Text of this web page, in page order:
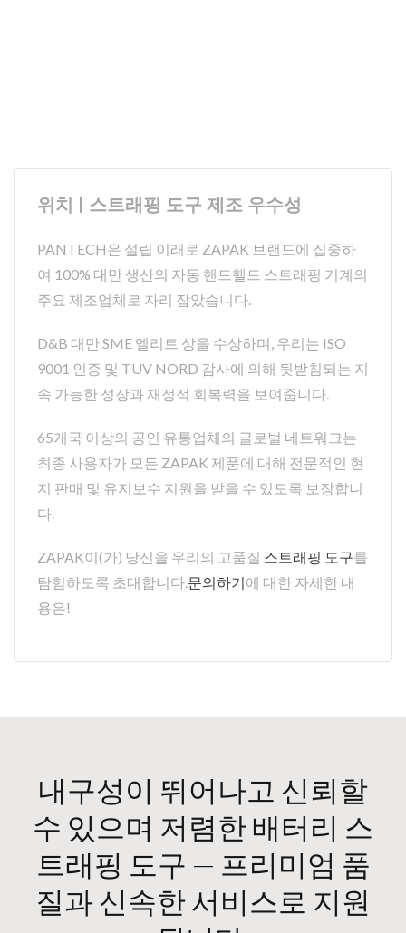
위치 | 스트래핑 도구 제조 우수성
PANTECH은 설립 이래로 ZAPAK 브랜드에 집중하
여 100% 대만 생산의 자동 핸드헬드 스트래핑 기계의
주요 제조업체로 자리 잡았습니다.
D&B 대만 SME 엘리트 상을 수상하며, 우리는 ISO
9001 인증 및 TUV NORD 감사에 의해 뒷받침되는 지
속 가능한 성장과 재정적 회복력을 보여줍니다.
65개국 이상의 공인 유통업체의 글로벌 네트워크는
최종 사용자가 모든 ZAPAK 제품에 대해 전문적인 현
지 판매 및 유지보수 지원을 받을 수 있도록 보장합니
다.
ZAPAK이(가) 당신을 우리의 고품질 스트래핑 도구를
탐험하도록 초대합니다.문의하기에 대한 자세한 내
용은!
내구성이 뛰어나고 신뢰할
수 있으며 저렴한 배터리 스
트래핑 도구 — 프리미엄 품
질과 신속한 서비스로 지원